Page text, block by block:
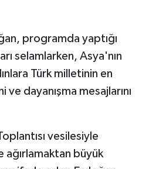
programda yaptığı
selamlarken, Asya'nın
Türk milletinin en
dayanışma mesajlarını
vesilesiyle
ağırlamaktan büyük